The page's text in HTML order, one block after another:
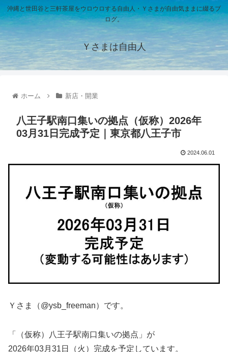
沖縄と世田谷と三軒茶屋をウロウロする自由人・Ｙさまが自由気ままに綴るブ
ログ。
Ｙさまは自由人
ホーム 新店・開業
八王子駅南口集いの拠点（仮称）2026年
03月31日完成予定｜東京都八王子市
2024.06.01
Ｙさま（@ysb_freeman）です。
「（仮称）八王子駅南口集いの拠点」が
2026年03月31日（火）完成を予定しています。